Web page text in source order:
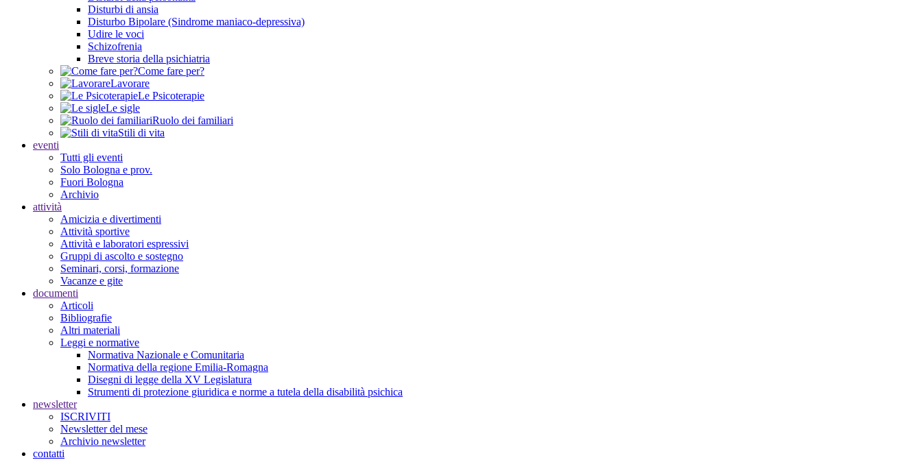
Disturbi di ansia
Disturbo Bipolare (Sindrome maniaco-depressiva)
Udire le voci
Schizofrenia
Breve storia della psichiatria
Come fare per?
Lavorare
Le Psicoterapie
Le sigle
Ruolo dei familiari
Stili di vita
eventi
Tutti gli eventi
Solo Bologna e prov.
Fuori Bologna
Archivio
attività
Amicizia e divertimenti
Attività sportive
Attività e laboratori espressivi
Gruppi di ascolto e sostegno
Seminari, corsi, formazione
Vacanze e gite
documenti
Articoli
Bibliografie
Altri materiali
Leggi e normative
Normativa Nazionale e Comunitaria
Normativa della regione Emilia-Romagna
Disegni di legge della XV Legislatura
Strumenti di protezione giuridica e norme a tutela della disabilità psichica
newsletter
ISCRIVITI
Newsletter del mese
Archivio newsletter
contatti